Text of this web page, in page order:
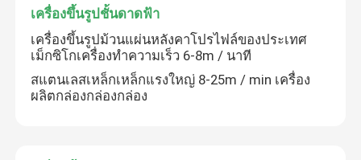
เครื่องขึ้นรูปชั้นดาดฟ้า
เครื่องขึ้นรูปม้วนแผ่นหลังคาโปรไฟล์ของประเทศ
เม็กซิโกเครื่องทำความเร็ว 6-8m / นาที
สแตนเลสเหล็กเหล็กแรงใหญ่ 8-25m / min เครื่อง
ผลิตกล่องกล่องกล่อง